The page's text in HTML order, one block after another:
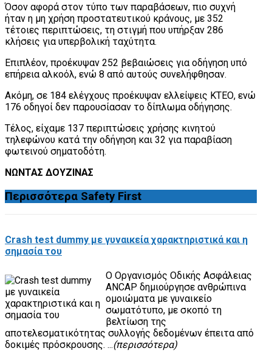
Όσον αφορά στον τύπο των παραβάσεων, πιο συχνή
ήταν η μη χρήση προστατευτικού κράνους, με 352
τέτοιες περιπτώσεις, τη στιγμή που υπήρξαν 286
κλήσεις για υπερβολική ταχύτητα.
Επιπλέον, προέκυψαν 252 βεβαιώσεις για οδήγηση υπό
επήρεια αλκοόλ, ενώ 8 από αυτούς συνελήφθησαν.
Ακόμη, σε 184 ελέγχους προέκυψαν ελλείψεις ΚΤΕΟ, ενώ
176 οδηγοί δεν παρουσίασαν το δίπλωμα οδήγησης.
Τέλος, είχαμε 137 περιπτώσεις χρήσης κινητού
τηλεφώνου κατά την οδήγηση και 32 για παραβίαση
φωτεινού σηματοδότη.
ΝΩΝΤΑΣ ΔΟΥΖΙΝΑΣ
Περισσότερα Safety First
Crash test dummy με γυναικεία χαρακτηριστικά και η
σημασία του
Ο Οργανισμός Οδικής Ασφάλειας
ANCAP δημιούργησε ανθρώπινα
ομοιώματα με γυναικείο
σωματότυπο, με σκοπό τη
βελτίωση της
αποτελεσματικότητας συλλογής δεδομένων έπειτα από
δοκιμές πρόσκρουσης. ...(περισσότερα)